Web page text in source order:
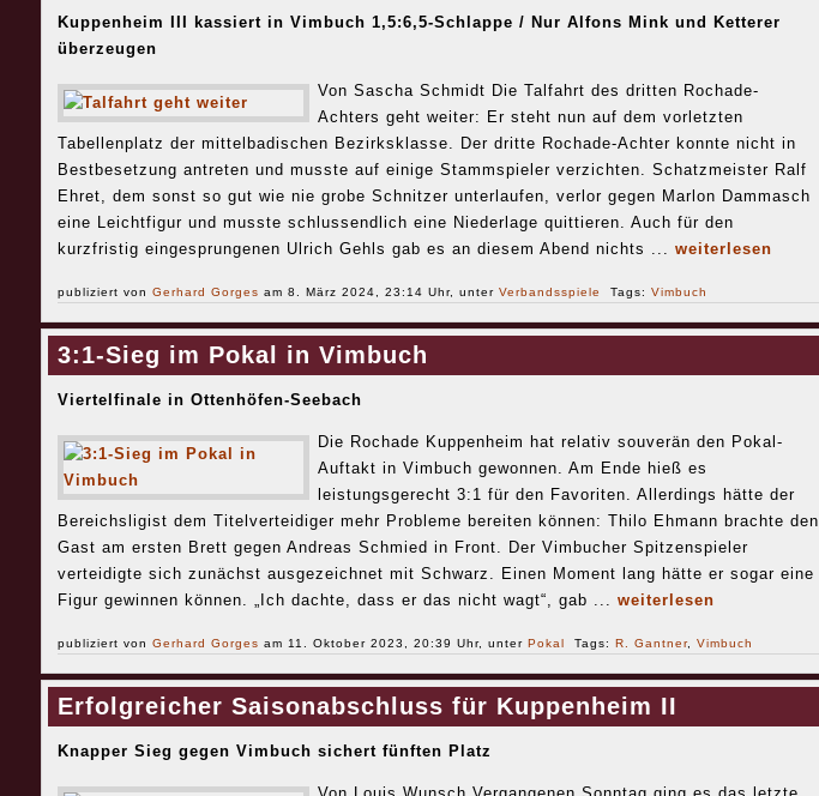
Kuppenheim III kassiert in Vimbuch 1,5:6,5-Schlappe / Nur Alfons Mink und Ketterer
überzeugen
Von Sascha Schmidt Die Talfahrt des dritten Rochade-
Achters geht weiter: Er steht nun auf dem vorletzten
Tabellenplatz der mittelbadischen Bezirksklasse. Der dritte Rochade-Achter konnte nicht in
Bestbesetzung antreten und musste auf einige Stammspieler verzichten. Schatzmeister Ralf
Ehret, dem sonst so gut wie nie grobe Schnitzer unterlaufen, verlor gegen Marlon Dammasch
eine Leichtfigur und musste schlussendlich eine Niederlage quittieren. Auch für den
kurzfristig eingesprungenen Ulrich Gehls gab es an diesem Abend nichts ... weiterlesen
publiziert von Gerhard Gorges am 8. März 2024, 23:14 Uhr, unter Verbandsspiele Tags: Vimbuch
3:1-Sieg im Pokal in Vimbuch
Viertelfinale in Ottenhöfen-Seebach
Die Rochade Kuppenheim hat relativ souverän den Pokal-
Auftakt in Vimbuch gewonnen. Am Ende hieß es
leistungsgerecht 3:1 für den Favoriten. Allerdings hätte der
Bereichsligist dem Titelverteidiger mehr Probleme bereiten können: Thilo Ehmann brachte den
Gast am ersten Brett gegen Andreas Schmied in Front. Der Vimbucher Spitzenspieler
verteidigte sich zunächst ausgezeichnet mit Schwarz. Einen Moment lang hätte er sogar eine
Figur gewinnen können. „Ich dachte, dass er das nicht wagt“, gab ... weiterlesen
publiziert von Gerhard Gorges am 11. Oktober 2023, 20:39 Uhr, unter Pokal Tags: R. Gantner, Vimbuch
Erfolgreicher Saisonabschluss für Kuppenheim II
Knapper Sieg gegen Vimbuch sichert fünften Platz